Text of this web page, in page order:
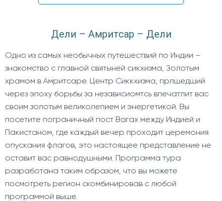
Дели – Амритсар – Дели
Одно из самых необычных путешествий по Индии –
знакомство с главной святыней сикхизма, Золотым
храмом в Амритсаре. Центр Сиккхизма, прлшедший
через эпоху борьбы за независиомтсь впечатлит вас
своим золотым великолепием и энергетикой. Вы
посетите пограничный пост Вагах между Индией и
Пакистаном, где каждый вечер проходит церемония
опускания флагов, это настоящее представление не
оставит вас равнодушными. Программа тура
разработана таким образом, что вы можете
посмотреть регион скомбинировав с любой
программой выше.